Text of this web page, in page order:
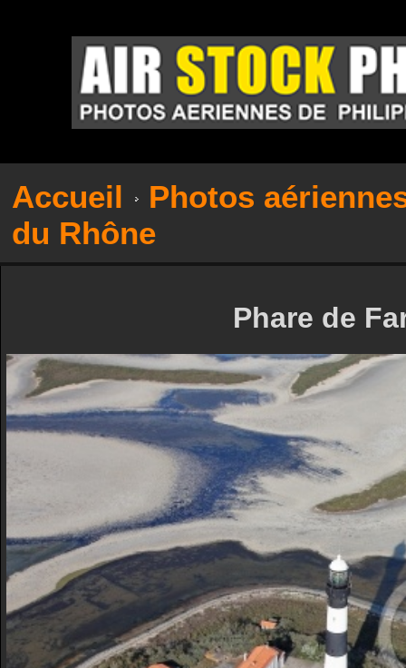
Accueil
Photos
du Rhône
Phare de